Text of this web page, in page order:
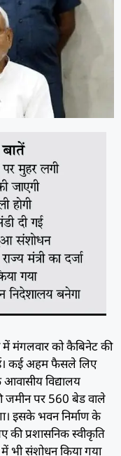
में मंगलवार को कैबिनेट की
कई अहम फैसले लिए
विद्यालय
जमीन पर 560 बेड वाले
इसके भवन निर्माण के
प्रशासनिक स्वीकृति
में भी संशोधन किया गया